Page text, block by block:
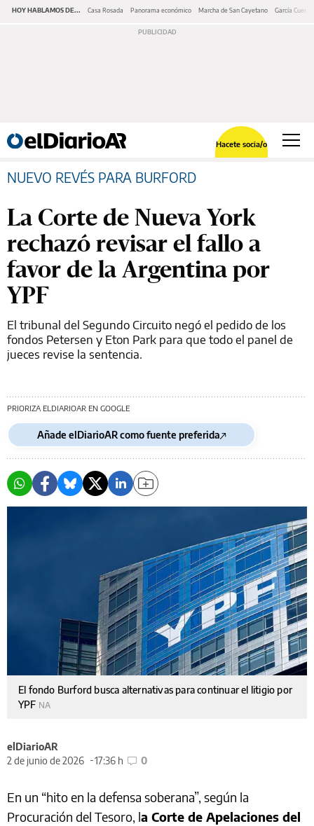
HOY HABLAMOS DE... Casa Rosada Panorama económico Marcha de San Cayetano García Cuerva
Hacete socia/o
NUEVO REVÉS PARA BURFORD
La Corte de Nueva York
rechazó revisar el fallo a
favor de la Argentina por
YPF
El tribunal del Segundo Circuito negó el pedido de los
fondos Petersen y Eton Park para que todo el panel de
jueces revise la sentencia.
PRIORIZA ELDIARIOAR EN GOOGLE
Añade elDiarioAR como fuente preferida
El fondo Burford busca alternativas para continuar el litigio por
YPF NA
elDiarioAR
2 de junio de 2026
17:36 h 0
En un “hito en la defensa soberana”, según la
Procuración del Tesoro, la Corte de Apelaciones del